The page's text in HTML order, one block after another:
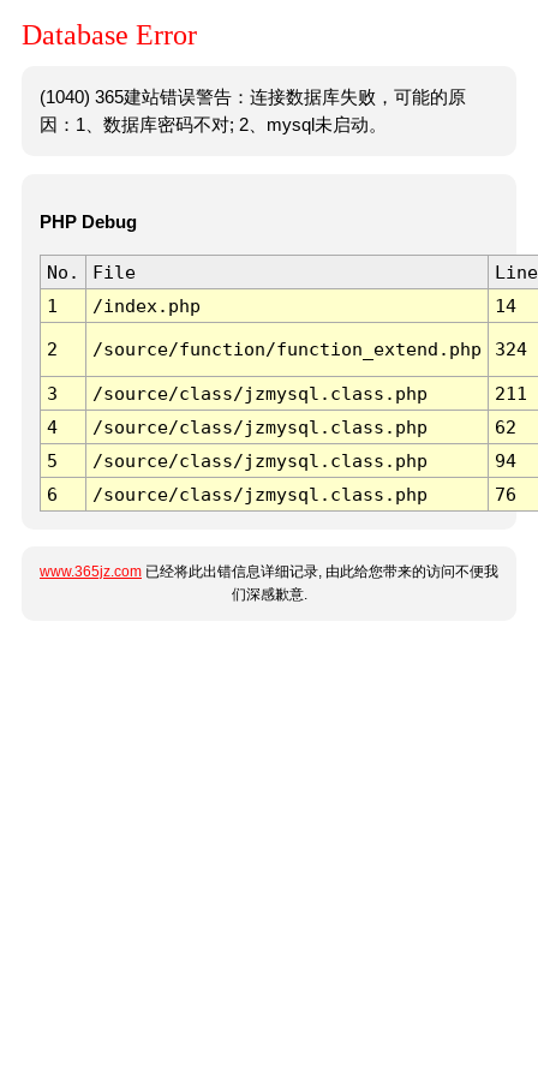
Database Error
(1040) 365建站错误警告：连接数据库失败，可能的原
因：1、数据库密码不对; 2、mysql未启动。
PHP Debug
No. File
Line
1
/index.php 14
2 /source/function/function_extend.php 324
3 /source/class/jzmysql.class.php
211
4
/source/class/jzmysql.class.php
62
5
/source/class/jzmysql.class.php
94
6
/source/class/jzmysql.class.php 76
www.365jz.com 已经将此出错信息详细记录, 由此给您带来的访问不便我
们深感歉意.